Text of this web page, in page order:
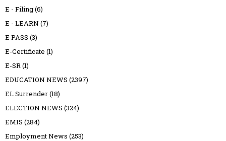
E - Filing(6)
E - LEARN (7)
E PASS (3)
E-Certificate (1)
E-SR(1)
EDUCATION NEWS (2397)
EL Surrender(18)
ELECTION NEWS (324)
EMIS (284)
Employment News (253)